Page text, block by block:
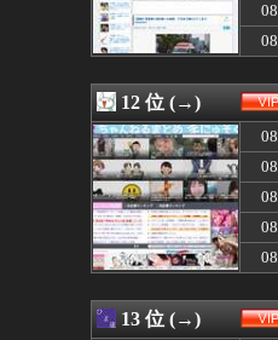
08/08 09:00
08/08 08:50
08/08 08:50
08/08 08:39
08/08 08:34
08/08 08:33
08/08 08:33
08/08 08:25
08/08 08:25
08/08 08:20
08/08 08:18
08/08 08:18
08/08 08:12
12 位 (→)
13 位 (→)